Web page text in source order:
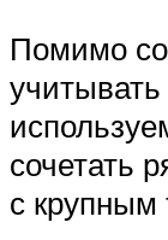
Помимо
сочетать
с